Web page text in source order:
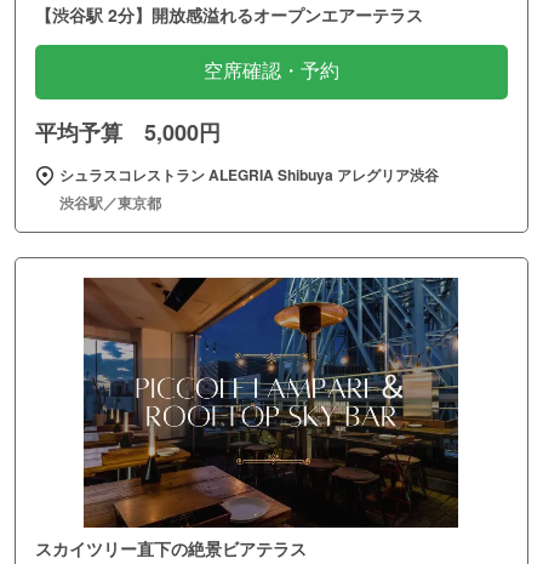
【渋谷駅 2分】開放感溢れるオープンエアーテラス
空席確認・予約
平均予算 5,000円
シュラスコレストラン ALEGRIA Shibuya アレグリア渋谷
渋谷駅／東京都
スカイツリー直下の絶景ビアテラス